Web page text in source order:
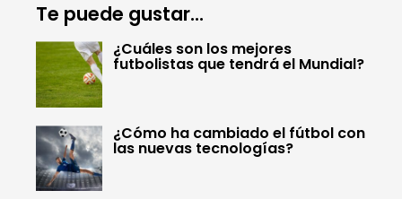
Te puede gustar...
¿Cuáles son los mejores
futbolistas que tendrá el Mundial?
¿Cómo ha cambiado el fútbol con
las nuevas tecnologías?